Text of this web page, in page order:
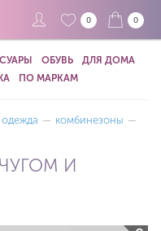
0 0
ОБУВЬ
ДЛЯ ДОМА
ПО МАРКАМ
— комбинезоны —
И